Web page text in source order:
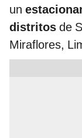
un
distritos de
Miraflores,